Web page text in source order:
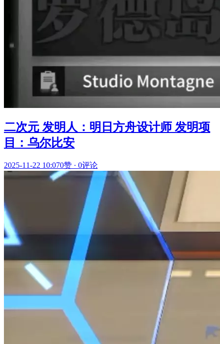
二次元 发明人：明日方舟设计师 发明项
目：乌尔比安
2025-11-22 10:070赞 · 0评论